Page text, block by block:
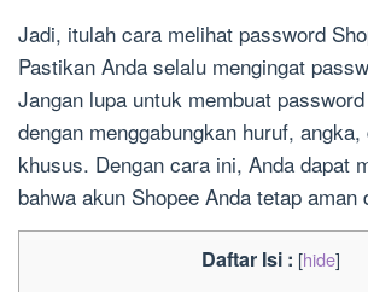
Jadi, itulah cara melihat password
Pastikan Anda selalu mengingat
Jangan lupa untuk membuat
dengan menggabungkan huruf,
khusus. Dengan cara ini, Anda dapat
bahwa akun Shopee Anda tetap aman
Daftar Isi : [hide]